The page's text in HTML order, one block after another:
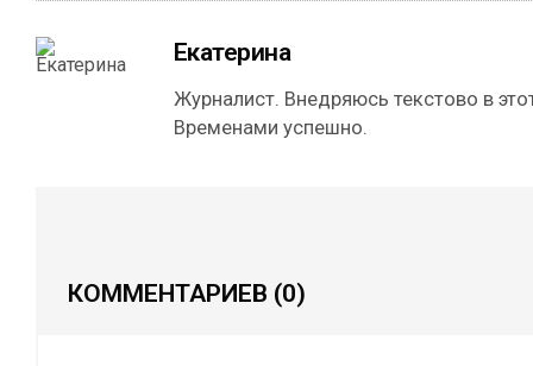
Екатерина
Журналист. Внедряюсь текстово в
Временами успешно.
КОММЕНТАРИЕВ (0)